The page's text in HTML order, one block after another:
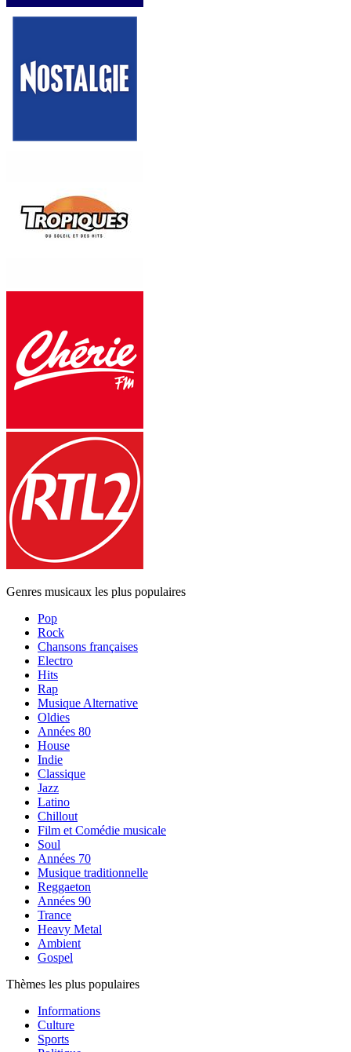
Genres musicaux les plus populaires
Pop
Rock
Chansons françaises
Electro
Hits
Rap
Musique Alternative
Oldies
Années 80
House
Indie
Classique
Jazz
Latino
Chillout
Film et Comédie musicale
Soul
Années 70
Musique traditionnelle
Reggaeton
Années 90
Trance
Heavy Metal
Ambient
Gospel
Thèmes les plus populaires
Informations
Culture
Sports